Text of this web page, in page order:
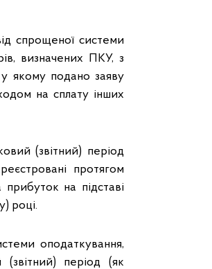
спрощеної системи
визначених ПКУ, з
у якому подано заяву
на сплату інших
(звітний) період
протягом
на підставі
році.
оподаткування,
період (як